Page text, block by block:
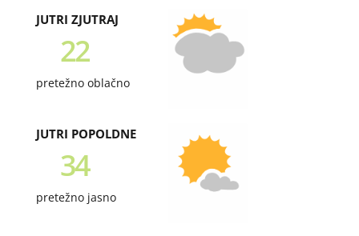
JUTRI ZJUTRAJ
22
pretežno oblačno
JUTRI POPOLDNE
34
pretežno jasno